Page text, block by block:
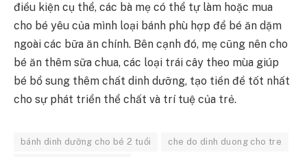
điều kiện cụ thể, các bà mẹ có thể tự làm hoặc mua
cho bé yêu của mình loại bánh phù hợp để bé ăn dặm
ngoài các bữa ăn chính. Bên cạnh đó, mẹ cũng nên cho
bé ăn thêm sữa chua, các loại trái cây theo mùa giúp
bé bổ sung thêm chất dinh dưỡng, tạo tiền đề tốt nhất
cho sự phát triển thể chất và trí tuệ của trẻ.
bánh dinh dưỡng cho bé 2 tuổi che do dinh duong cho tre